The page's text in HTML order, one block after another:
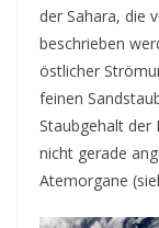
der Sahara, die
beschrieben
östlicher
feinen
Staubgehalt
nicht gerade
Atemorgane